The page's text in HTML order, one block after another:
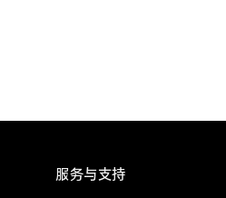
服务与支持